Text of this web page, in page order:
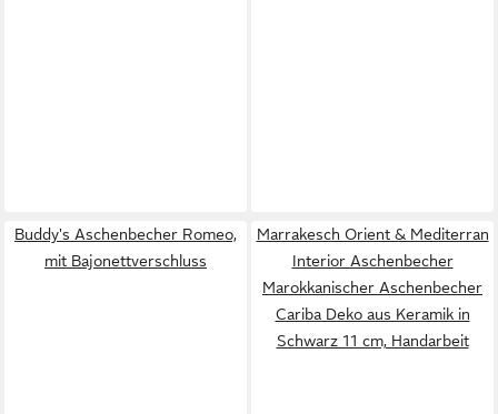
Buddy's Aschenbecher Romeo,
mit Bajonettverschluss
Marrakesch Orient & Mediterran
Interior Aschenbecher
Marokkanischer Aschenbecher
Cariba Deko aus Keramik in
Schwarz 11 cm, Handarbeit